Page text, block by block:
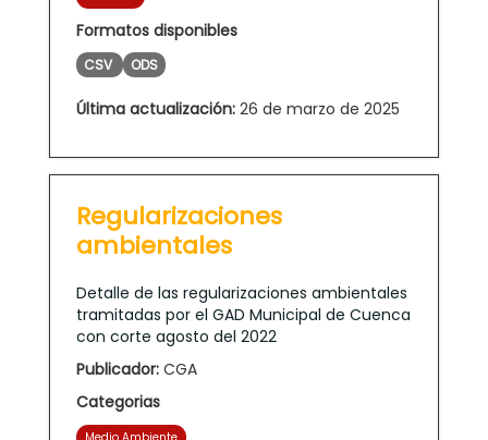
Formatos disponibles
CSV ODS
Última actualización: 26 de marzo de 2025
Regularizaciones
ambientales
Detalle de las regularizaciones ambientales
tramitadas por el GAD Municipal de Cuenca
con corte agosto del 2022
Publicador: CGA
Categorias